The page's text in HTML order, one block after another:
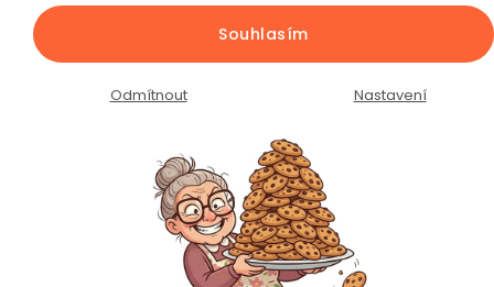
Nastavení
Odmítnout
Souhlasím
podle
Dámské
Chytré
sluchátka
EVOLVE G9 Ultra / duální GPS /
vodotěsné 5ATM / offline mapy /
navigace / bluetooth volání /
produktu